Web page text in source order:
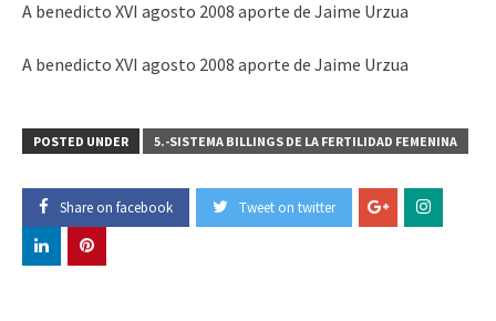
A benedicto XVI agosto 2008 aporte de Jaime Urzua
A benedicto XVI agosto 2008 aporte de Jaime Urzua
POSTED UNDER 5.-SISTEMA BILLINGS DE LA FERTILIDAD FEMENINA
Share on facebook Tweet on twitter